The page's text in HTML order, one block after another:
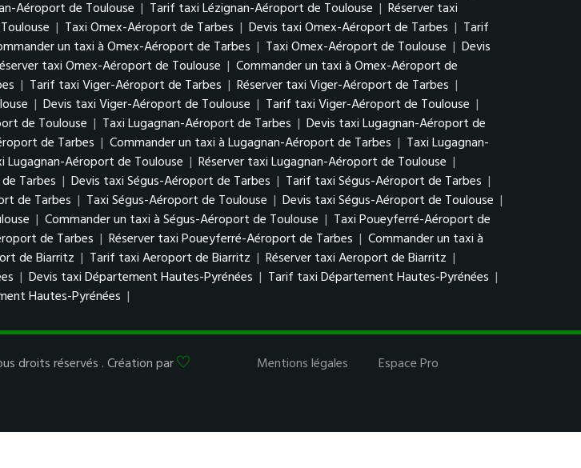
Aéroport de Toulouse | Tarif taxi Lézignan-Aéroport de Toulouse | Réserver taxi
| Taxi Omex-Aéroport de Tarbes | Devis taxi Omex-Aéroport de Tarbes | Tarif
un taxi à Omex-Aéroport de Tarbes | Taxi Omex-Aéroport de Toulouse | Devis
taxi Omex-Aéroport de Toulouse | Commander un taxi à Omex-Aéroport de
| Tarif taxi Viger-Aéroport de Tarbes | Réserver taxi Viger-Aéroport de Tarbes |
| Devis taxi Viger-Aéroport de Toulouse | Tarif taxi Viger-Aéroport de Toulouse |
de Toulouse | Taxi Lugagnan-Aéroport de Tarbes | Devis taxi Lugagnan-Aéroport de
de Tarbes | Commander un taxi à Lugagnan-Aéroport de Tarbes | Taxi Lugagnan-
Lugagnan-Aéroport de Toulouse | Réserver taxi Lugagnan-Aéroport de Toulouse |
Tarbes | Devis taxi Ségus-Aéroport de Tarbes | Tarif taxi Ségus-Aéroport de Tarbes |
de Tarbes | Taxi Ségus-Aéroport de Toulouse | Devis taxi Ségus-Aéroport de Toulouse |
| Commander un taxi à Ségus-Aéroport de Toulouse | Taxi Poueyferré-Aéroport de
de Tarbes | Réserver taxi Poueyferré-Aéroport de Tarbes | Commander un taxi à
de Biarritz | Tarif taxi Aeroport de Biarritz | Réserver taxi Aeroport de Biarritz |
| Devis taxi Département Hautes-Pyrénées | Tarif taxi Département Hautes-Pyrénées |
Hautes-Pyrénées |
droits réservés . Création par
Mentions légales Espace Pro